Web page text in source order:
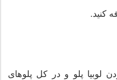
کنید.
لوبیا پلو و در کل پلوهای